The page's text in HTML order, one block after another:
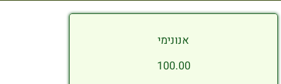
אנונימי
100.00